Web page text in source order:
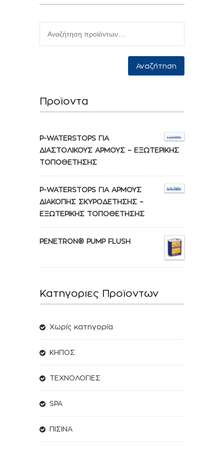
Αναζήτηση
Προϊοντα
P-WATERSTOPS ΓΙΑ
ΔΙΑΣΤΟΛΙΚΟΥΣ ΑΡΜΟΥΣ – ΕΞΩΤΕΡΙΚΗΣ
ΤΟΠΟΘΕΤΗΣΗΣ
P-WATERSTOPS ΓΙΑ ΑΡΜΟΥΣ
ΔΙΑΚΟΠΗΣ ΣΚΥΡΟΔΕΤΗΣΗΣ –
ΕΞΩΤΕΡΙΚΗΣ ΤΟΠΟΘΕΤΗΣΗΣ
PENETRON® PUMP FLUSH
Κατηγοριες Προϊοντων
Χωρίς κατηγορία
ΚΗΠΟΣ
ΤΕΧΝΟΛΟΓΙΕΣ
SPA
ΠΙΣΙΝΑ